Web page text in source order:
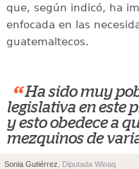
que, según indicó, ha
enfocada en las
guatemaltecos.
“ Ha sido muy
legislativa en este
y esto obedece a
mezquinos de
Sonia Gutiérrez , Diputada Winaq